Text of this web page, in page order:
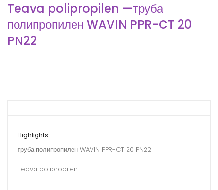
Teava polipropilen —труба
полипропилен WAVIN PPR-CT 20
PN22
Highlights
труба полипропилен WAVIN PPR-CT 20 PN22
Teava polipropilen